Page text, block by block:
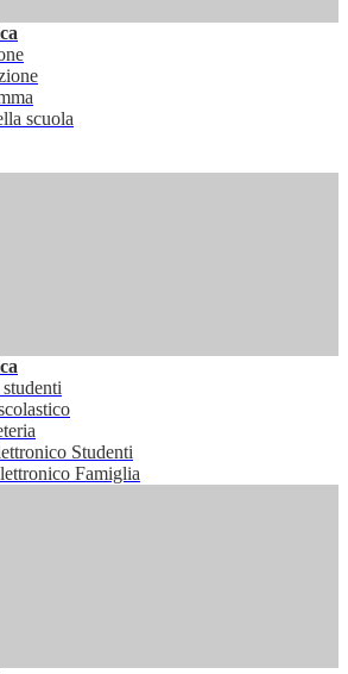
scuola
Studenti
Famiglia